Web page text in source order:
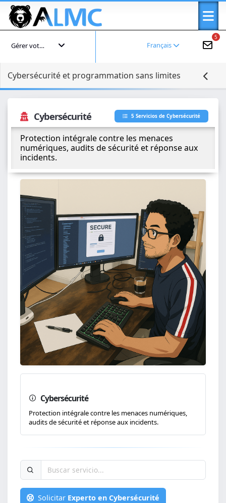
5
Français
Gérer votre compte
Cybersécurité et programmation sans limites
5 Servicios de Cybersécurité
Cybersécurité
Protection intégrale contre les menaces
numériques, audits de sécurité et réponse aux
incidents.
Cybersécurité
Protection intégrale contre les menaces numériques,
audits de sécurité et réponse aux incidents.
Solicitar Experto en Cybersécurité